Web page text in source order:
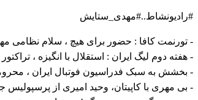
#رادیونشاط..#مهدی_ستایش
- تورنمت کافا : حضور برای هیچ ، سلام نظامی
- هفته دوم لیگ ایران : استقلال با انگیزه ،
- بخشش به سبک فدراسیون فوتبال ایران ،
- بی مهری با کاپیتان، وحید امیری از پرسپولیس